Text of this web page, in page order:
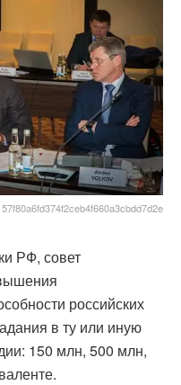
57f80a6fd374f2ceb4f660a3cbdd7d2e
РФ, совет
российских
в ту или иную
150 млн, 500 млн,